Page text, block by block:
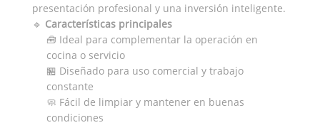
presentación profesional y una inversión inteligente.
🔹 Características principales
🧰 Ideal para complementar la operación en
cocina o servicio
🏪 Diseñado para uso comercial y trabajo
constante
🧼 Fácil de limpiar y mantener en buenas
condiciones